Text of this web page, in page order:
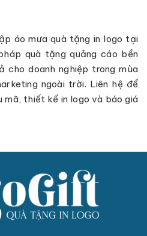
áo mưa quà tặng in logo tại
quà tặng quảng cáo bền
cho doanh nghiệp trong mùa
ngoài trời. Liên hệ để
mã, thiết kế in logo và báo giá